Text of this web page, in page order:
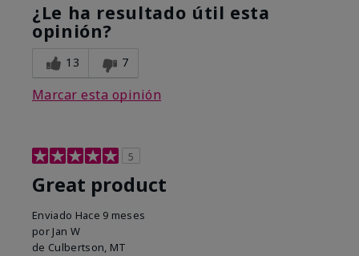
¿Le ha resultado útil esta
opinión?
13 7
Marcar esta opinión
5
Great product
Enviado Hace 9 meses
por Jan W
de Culbertson, MT